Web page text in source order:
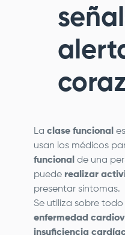
La clase funcional
usan los médicos
funcional de una
puede realizar
presentar síntomas.
Se utiliza sobre
enfermedad
insuficiencia